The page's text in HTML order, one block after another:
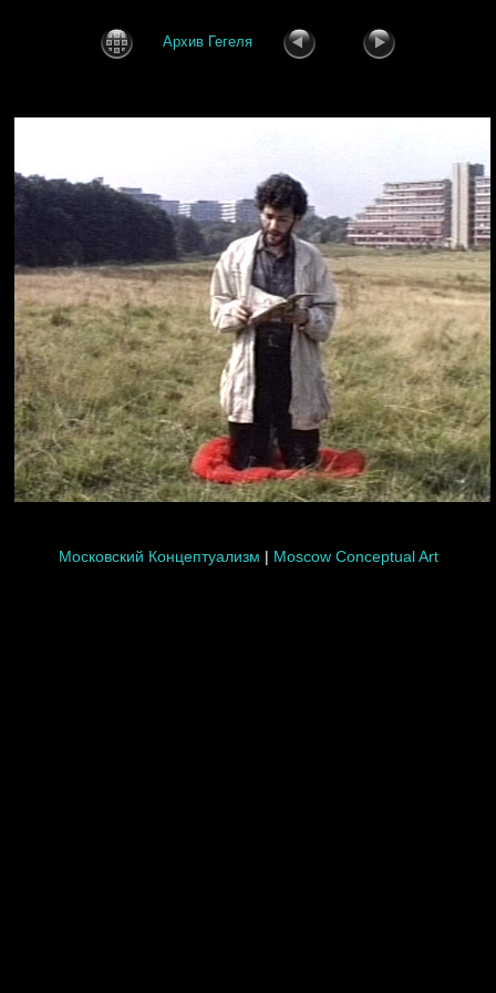
Архив Гегеля
Московский Концептуализм | Moscow Conceptual Art